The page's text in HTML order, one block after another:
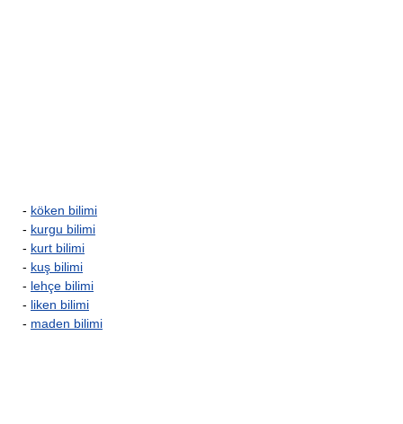
- köken bilimi
- kurgu bilimi
- kurt bilimi
- kuş bilimi
- lehçe bilimi
- liken bilimi
- maden bilimi